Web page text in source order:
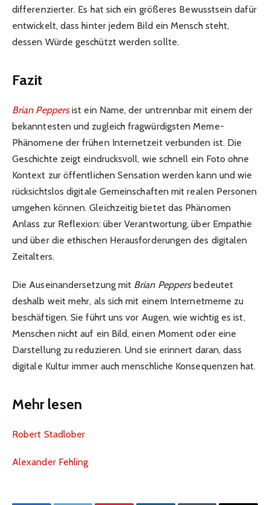
differenzierter. Es hat sich ein größeres Bewusstsein dafür
entwickelt, dass hinter jedem Bild ein Mensch steht,
dessen Würde geschützt werden sollte.
Fazit
Brian Peppersist ein Name, der untrennbar mit einem der
bekanntesten und zugleich fragwürdigsten Meme-
Phänomene der frühen Internetzeit verbunden ist. Die
Geschichte zeigt eindrucksvoll, wie schnell ein Foto ohne
Kontext zur öffentlichen Sensation werden kann und wie
rücksichtslos digitale Gemeinschaften mit realen Personen
umgehen können. Gleichzeitig bietet das Phänomen
Anlass zur Reflexion: über Verantwortung, über Empathie
und über die ethischen Herausforderungen des digitalen
Zeitalters.
Die Auseinandersetzung mit Brian Peppersbedeutet
deshalb weit mehr, als sich mit einem Internetmeme zu
beschäftigen. Sie führt uns vor Augen, wie wichtig es ist,
Menschen nicht auf ein Bild, einen Moment oder eine
Darstellung zu reduzieren. Und sie erinnert daran, dass
digitale Kultur immer auch menschliche Konsequenzen hat.
Mehr lesen
Robert Stadlober
Alexander Fehling